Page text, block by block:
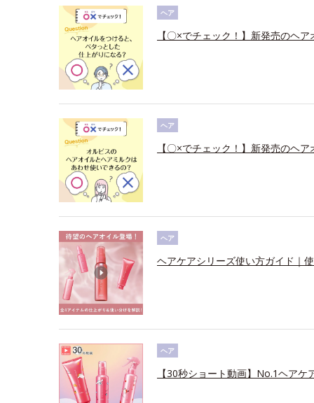
ヘア
【〇×でチェック！】新発売のヘ
ヘア
【〇×でチェック！】新発売のヘ
ヘア
ヘアケアシリーズ使い方ガイド｜
ヘア
【30秒ショート動画】No.1ヘア